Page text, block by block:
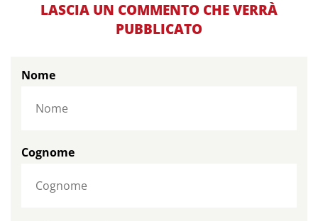
LASCIA UN COMMENTO CHE VERRÀ
PUBBLICATO
Nome
Cognome